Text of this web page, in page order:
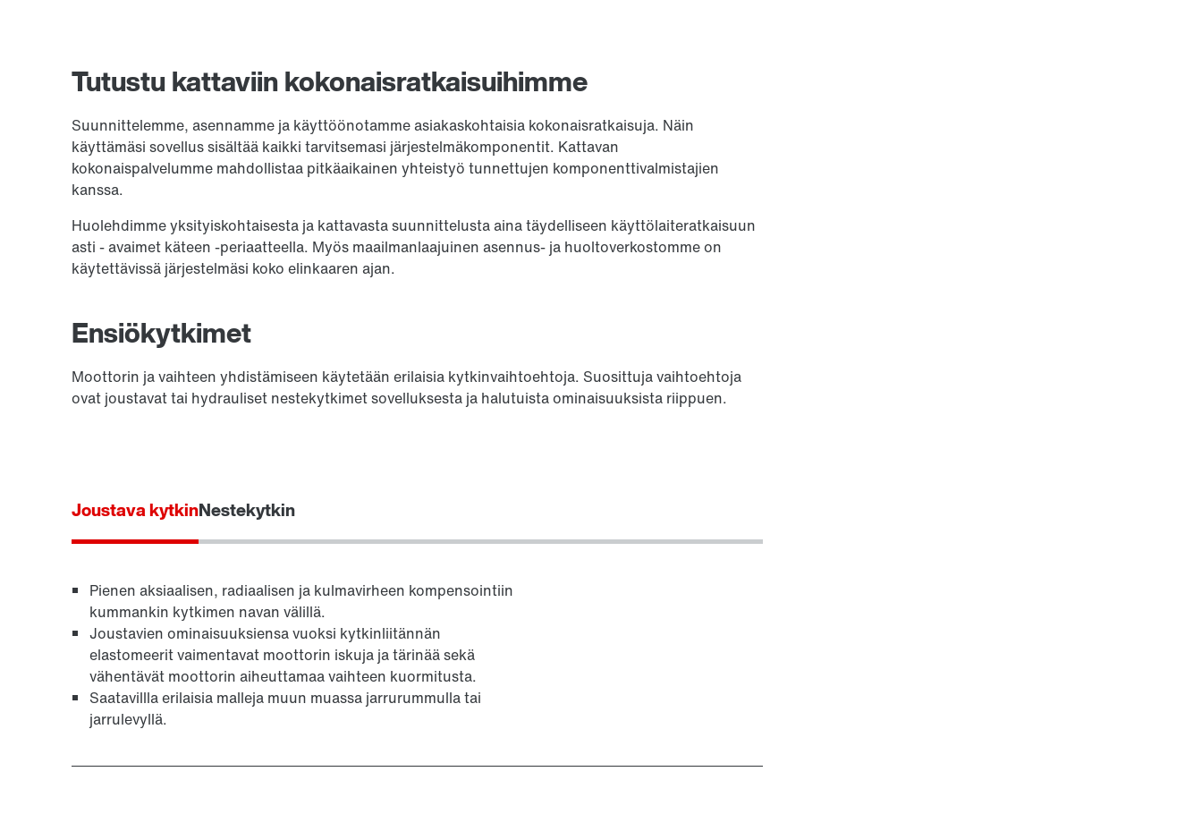
Tutustu kattaviin kokonaisratkaisuihimme
Suunnittelemme, asennamme ja käyttöönotamme asiakaskohtaisia kokonaisratkaisuja. Näin
käyttämäsi sovellus sisältää kaikki tarvitsemasi järjestelmäkomponentit. Kattavan
kokonaispalvelumme mahdollistaa pitkäaikainen yhteistyö tunnettujen komponenttivalmistajien
kanssa.
Huolehdimme yksityiskohtaisesta ja kattavasta suunnittelusta aina täydelliseen käyttölaiteratkaisuun
asti - avaimet käteen -periaatteella. Myös maailmanlaajuinen asennus- ja huoltoverkostomme on
käytettävissä järjestelmäsi koko elinkaaren ajan.
Ensiökytkimet
Moottorin ja vaihteen yhdistämiseen käytetään erilaisia kytkinvaihtoehtoja. Suosittuja vaihtoehtoja
ovat joustavat tai hydrauliset nestekytkimet sovelluksesta ja halutuista ominaisuuksista riippuen.
Joustava kytkinNestekytkin
Pienen aksiaalisen, radiaalisen ja kulmavirheen kompensointiin
kummankin kytkimen navan välillä.
Joustavien ominaisuuksiensa vuoksi kytkinliitännän
elastomeerit vaimentavat moottorin iskuja ja tärinää sekä
vähentävät moottorin aiheuttamaa vaihteen kuormitusta.
Saatavillla erilaisia malleja muun muassa jarrurummulla tai
jarrulevyllä.